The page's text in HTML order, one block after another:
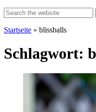
Startseite » blissballs
Schlagwort: